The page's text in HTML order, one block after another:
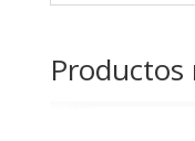
Productos